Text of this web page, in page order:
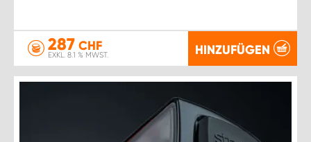
287 CHF
EXKL. 8.1 % MWST. HINZUFÜGEN